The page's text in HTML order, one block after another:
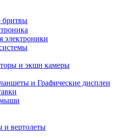
бритвы
электроники
и экшн камеры
и Графические дисплеи
мыши
и вертолеты